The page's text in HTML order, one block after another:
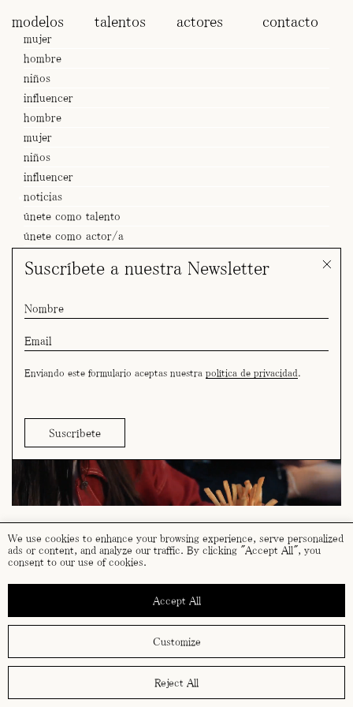
We use cookies to enhance your browsing experience, serve personalized
ads or content, and analyze our traffic. By clicking "Accept All", you
consent to our use of cookies.
Customize
Reject All
Accept All
modelos talentos actores contacto
mujer
hombre
niños
influencer
hombre
mujer
niños
influencer
noticias
únete como talento
únete como actor/a
SPOT Marina, Erika, Jan & Arlet x KFC
Suscríbete a nuestra Newsletter
Enviando este formulario aceptas nuestra política de privacidad
términos y condiciones
política de cookies